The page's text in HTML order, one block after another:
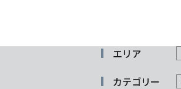
エリア
カテゴリー